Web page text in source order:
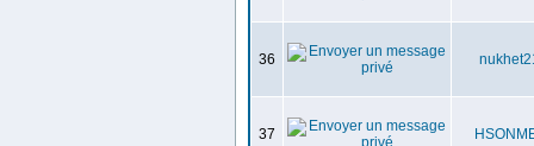
36
37